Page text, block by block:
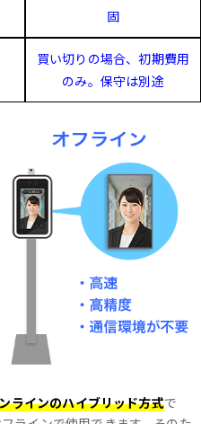
固
買い切りの場合、初期費用
のみ。保守は別途
ラインのハイブリッド方式で